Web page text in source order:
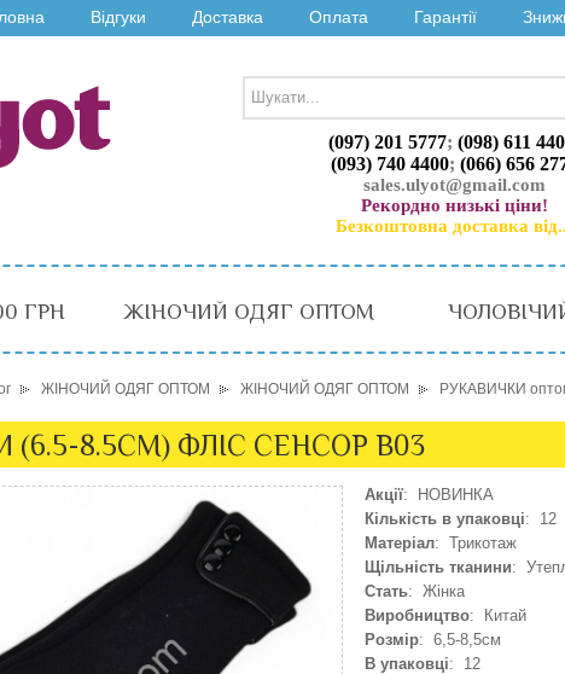
Відгуки Доставка Оплата Гарантії
(097) 201 5777; (098) 611
(093) 740 4400; (066) 656
sales.ulyot@gmail.com
Рекордно низькі ціни!
Безкоштовна доставка
ГРН ЖІНОЧИЙ ОДЯГ ОПТОМ
ЖІНОЧИЙ ОДЯГ ОПТОМ ЖІНОЧИЙ ОДЯГ ОПТОМ РУКАВИЧКИ
(6.5-8.5СМ) ФЛІС СЕНСОР B03
Акції: НОВИНКА
Кількість в упаковці: 12
Матеріал: Трикотаж
Щільність тканини:
Стать: Жінка
Виробництво: Китай
Розмір: 6,5-8,5см
В упаковці: 12